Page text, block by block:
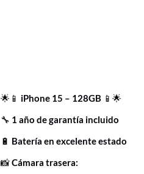
🌟📱 iPhone 15 – 128GB 📱🌟
🔧 1 año de garantía incluido
🔋 Batería en excelente estado
📸Cámara trasera: